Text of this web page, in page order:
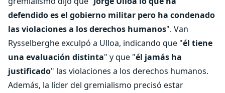
defendido es el gobierno militar pero ha condenado
las violaciones a los derechos humanos". Van
Rysselberghe exculpó a Ulloa, indicando que "él tiene
una evaluación distinta" y que "él jamás ha
justificado" las violaciones a los derechos humanos.
Además, la líder del gremialismo precisó estar